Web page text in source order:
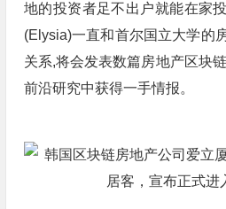
地的投资者足不出户就能在家
(Elysia)一直和首尔国立大学的
关系,将会发表数篇房地产区块
前沿研究中获得一手情报。